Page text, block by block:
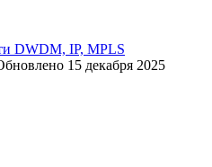
DWDM, IP, MPLS
15 декабря 2025